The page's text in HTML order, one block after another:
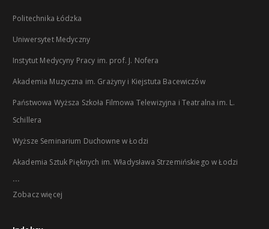
Politechnika Łódzka
Uniwersytet Medyczny
Instytut Medycyny Pracy im. prof. J. Nofera
Akademia Muzyczna im. Grażyny i Kiejstuta Bacewiczów
Państwowa Wyższa Szkoła Filmowa Telewizyjna i Teatralna im. L.
Schillera
Wyższe Seminarium Duchowne w Łodzi
Akademia Sztuk Pięknych im. Władysława Strzemińskiego w Łodzi
...
Zobacz więcej